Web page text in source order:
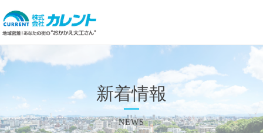
新着情報
NEWS